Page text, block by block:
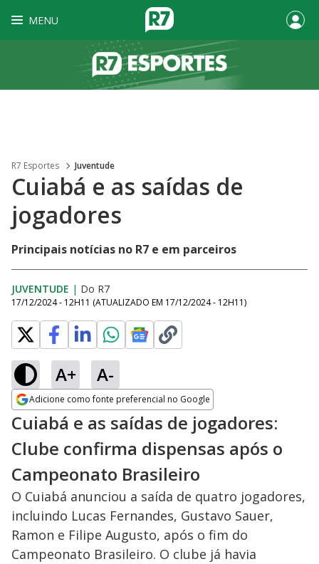
MENU
R7 Esportes Juventude
Cuiabá e as saídas de
jogadores
Principais notícias no R7 e em parceiros
JUVENTUDE | Do R7
17/12/2024 - 12H11 (ATUALIZADO EM 17/12/2024 - 12H11)
A+ A-
Adicione como fonte preferencial no Google
Opens in new window
Cuiabá e as saídas de jogadores:
Clube confirma dispensas após o
Campeonato Brasileiro
O Cuiabá anunciou a saída de quatro jogadores,
incluindo Lucas Fernandes, Gustavo Sauer,
Ramon e Filipe Augusto, após o fim do
Campeonato Brasileiro. O clube já havia